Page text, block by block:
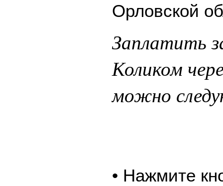
Орловской
Заплатить
Коликом
можно
• Нажмите